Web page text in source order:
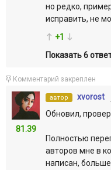
но редко,
исправить, не
+1
Показать 6
Комментарий закреплен
81.39
автор xvorost
Обновил,
Полностью
авторов мне в
написан,